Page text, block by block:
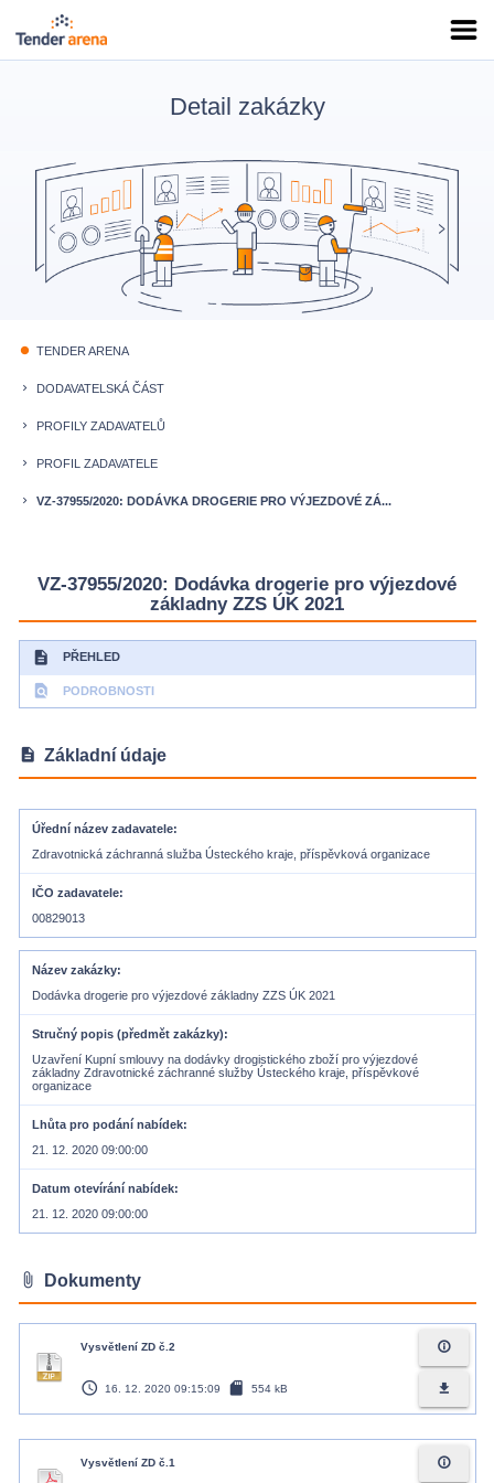
Detail zakázky
fiber_manual_record TENDER ARENA
keyboard_arrow_right DODAVATELSKÁ ČÁST
keyboard_arrow_right PROFILY ZADAVATELŮ
keyboard_arrow_right PROFIL ZADAVATELE
keyboard_arrow_right VZ-37955/2020: DODÁVKA DROGERIE PRO VÝJEZDOVÉ ZÁ...
VZ-37955/2020: Dodávka drogerie pro výjezdové
základny ZZS ÚK 2021
description PŘEHLED
find_in_page PODROBNOSTI
description Základní údaje
Úřední název zadavatele
Zdravotnická záchranná služba Ústeckého kraje, příspěvková organizace
IČO zadavatele
00829013
Název zakázky
Dodávka drogerie pro výjezdové základny ZZS ÚK 2021
Stručný popis (předmět zakázky)
Uzavření Kupní smlouvy na dodávky drogistického zboží pro výjezdové
základny Zdravotnické záchranné služby Ústeckého kraje, příspěvkové
organizace
Lhůta pro podání nabídek
21. 12. 2020 09:00:00
Datum otevírání nabídek
21. 12. 2020 09:00:00
attach_file Dokumenty
Vysvětlení ZD č.2
access_time 16. 12. 2020 09:15:09 sd_card 554 kB
info_outline
file_download
Vysvětlení ZD č.1 info_outline